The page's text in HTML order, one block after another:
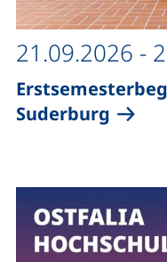
Suderburg
21.09.2026 -